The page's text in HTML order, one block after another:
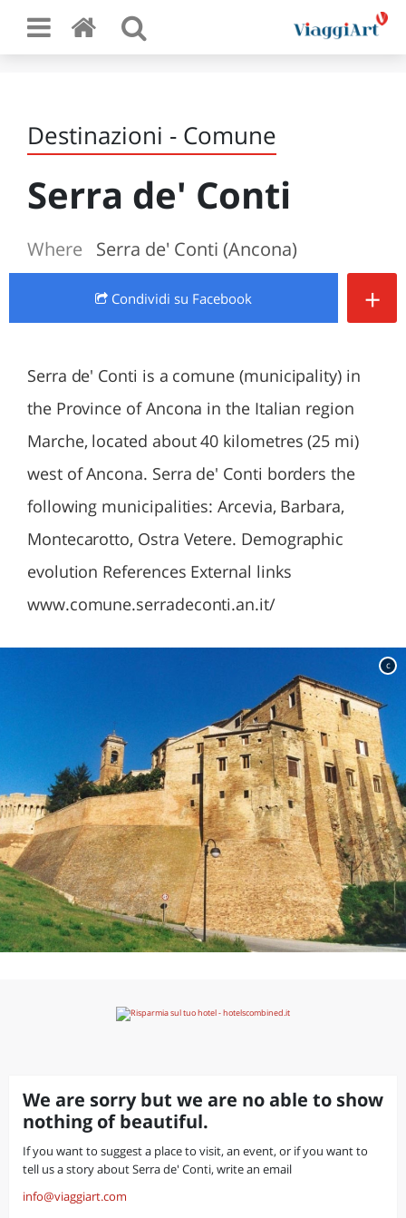
Destinazioni - Comune
Serra de' Conti
Where Serra de' Conti (Ancona)
Condividi su Facebook +
Serra de' Conti is a comune (municipality) in
the Province of Ancona in the Italian region
Marche, located about 40 kilometres (25 mi)
west of Ancona. Serra de' Conti borders the
following municipalities: Arcevia, Barbara,
Montecarotto, Ostra Vetere. Demographic
evolution References External links
www.comune.serradeconti.an.it/
c
We are sorry but we are no able to show
nothing of beautiful.
If you want to suggest a place to visit, an event, or if you want to
tell us a story about Serra de' Conti, write an email
info@viaggiart.com